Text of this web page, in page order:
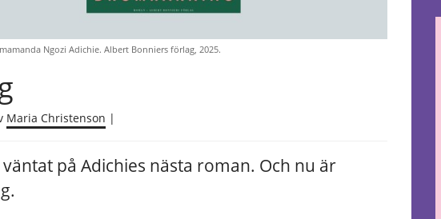
Ngozi Adichie. Albert Bonniers förlag, 2025.
Maria Christenson |
på Adichies nästa roman. Och nu är